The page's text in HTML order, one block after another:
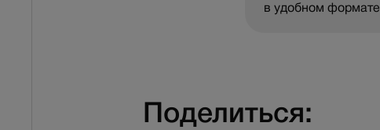
в удобном формате
Поделиться: